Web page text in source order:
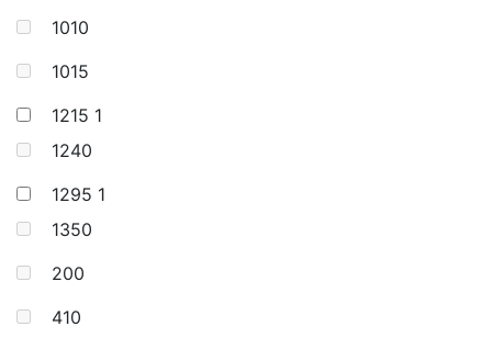
1010
1015
1215 1
1240
1295 1
1350
200
410